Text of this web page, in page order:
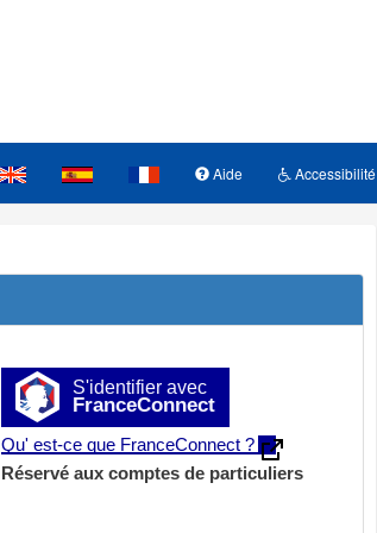
Aide Accessibilité
S'identifier avec
FranceConnect
Qu' est-ce que FranceConnect ?
Réservé aux comptes de particuliers